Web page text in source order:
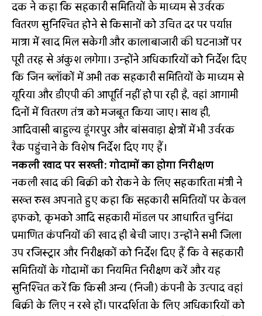
दक ने कहा कि सहकारी समितियों के माध्यम से उर्वरक
वितरण सुनिश्चित होने से किसानों को उचित दर पर पर्याप्त
मात्रा में खाद मिल सकेगी और कालाबाजारी की घटनाओं पर
पूरी तरह से अंकुश लगेगा। उन्होंने अधिकारियों को निर्देश दिए
कि जिन ब्लॉकों में अभी तक सहकारी समितियों के माध्यम से
यूरिया और डीएपी की आपूर्ति नहीं हो पा रही है, वहां आगामी
दिनों में वितरण तंत्र को मजबूत किया जाए। साथ ही,
आदिवासी बाहुल्य डूंगरपुर और बांसवाड़ा क्षेत्रों में भी उर्वरक
रैक पहुंचाने के विशेष निर्देश दिए गए हैं।
नकली खाद पर सख्ती: गोदामों का होगा निरीक्षण
नकली खाद की बिक्री को रोकने के लिए सहकारिता मंत्री ने
सख्त रुख अपनाते हुए कहा कि सहकारी समितियों पर केवल
इफको, कृभको आदि सहकारी मॉडल पर आधारित चुनिंदा
प्रमाणित कंपनियों की खाद ही बेची जाए। उन्होंने सभी जिला
उप रजिस्ट्रार और निरीक्षकों को निर्देश दिए हैं कि वे सहकारी
समितियों के गोदामों का नियमित निरीक्षण करें और यह
सुनिश्चित करें कि किसी अन्य (निजी) कंपनी के उत्पाद वहां
बिक्री के लिए न रखे हों। पारदर्शिता के लिए अधिकारियों को